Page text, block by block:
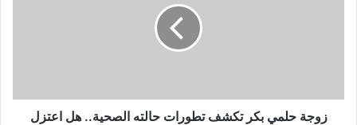
اعتزل
التلحين؟
زوجة حلمي بكر تكشف تطورات حالته الصحية.. هل اعتزل